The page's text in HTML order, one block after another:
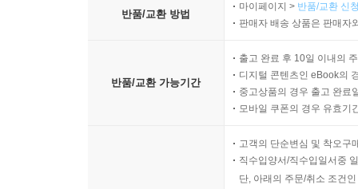
반품/교환 방법
마이페이지 > 반품/교환 신
판매자 배송 상품은 판매자
반품/교환 가능기간
출고 완료 후 10일 이내의
디지털 콘텐츠인 eBook의
중고상품의 경우 출고 완료
모바일 쿠폰의 경우 유효기
고객의 단순변심 및 착오구
직수입양서/직수입일서중
단, 아래의 주문/취소 조건